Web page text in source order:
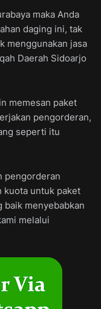
maka Anda
daging ini, tak
menggunakan jasa
Daerah Sidoarjo
memesan paket
pengorderan,
seperti itu
pengorderan
kuota untuk paket
baik menyebabkan
melalui